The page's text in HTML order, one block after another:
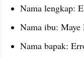
Nama lengkap:
Nama ibu: Maye
Nama bapak: